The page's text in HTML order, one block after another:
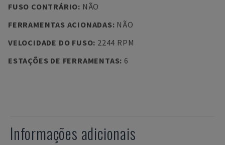
FUSO CONTRÁRIO: NÃO
FERRAMENTAS ACIONADAS: NÃO
VELOCIDADE DO FUSO: 2244 RPM
ESTAÇÕES DE FERRAMENTAS: 6
Informações adicionais